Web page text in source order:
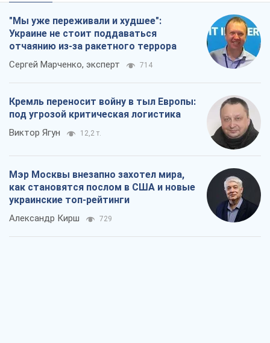
"Мы уже переживали и худшее":
Украине не стоит поддаваться
отчаянию из-за ракетного террора
Сергей Марченко, эксперт 714
Кремль переносит войну в тыл Европы:
под угрозой критическая логистика
Виктор Ягун 12,2 т.
Мэр Москвы внезапно захотел мира,
как становятся послом в США и новые
украинские топ-рейтинги
Александр Кирш 729